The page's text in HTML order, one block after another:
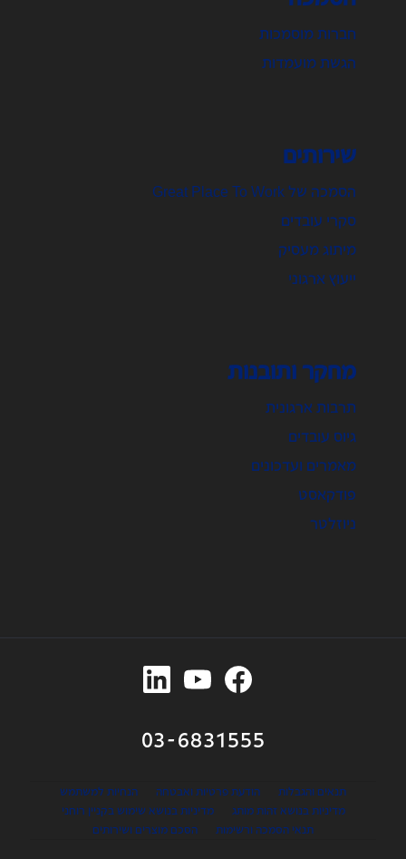
חברות מוסמכות
הגשת מועמדות
שירותים
הסמכה של Great Place To Work
סקרי עובדים
מיתוג מעסיק
ייעוץ ארגוני
מחקר ותובנות
תרבות ארגונית
גיוס עובדים
מאמרים ועדכונים
פודקאסט
ניוזלטר
03-6831555
תנאים והגבלות הודעת פרטיות ואבטחה
הנחיות למשתמש
מדיניות בנושא זהות מותג
מדיניות בנושא שימוש בקניין רוחני
תנאי הסמכה ורשימות
הסכם מוצרים ושירותים